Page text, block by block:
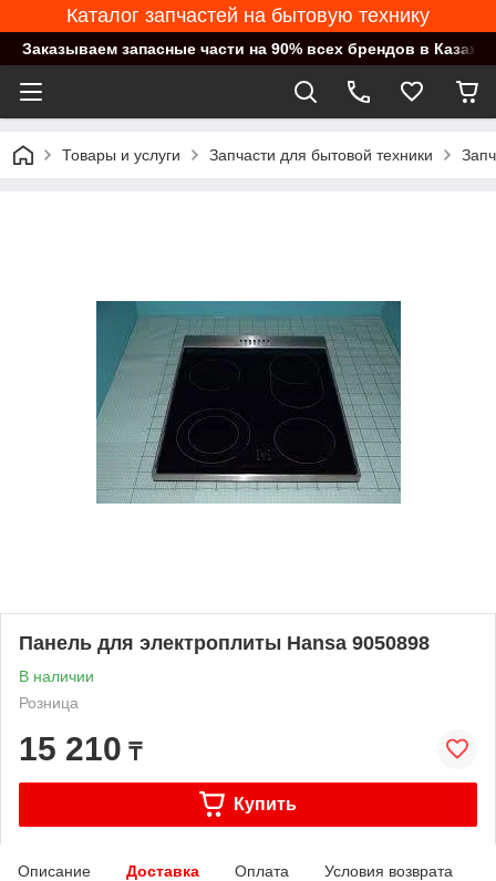
Каталог запчастей на бытовую технику
Заказываем запасные части на 90% всех брендов в
Товары и услуги Запчасти для бытовой техники
Панель для электроплиты Hansa 9050898
В наличии
Розница
15 210 ₸
Купить
Описание Доставка Оплата Условия возврата